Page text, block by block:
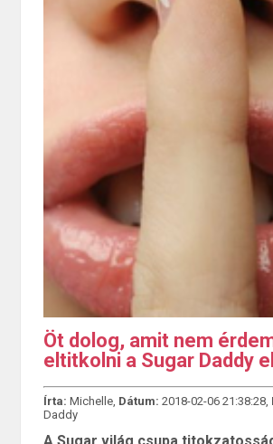
Öt dolog, amit nem
eltitkolni a Sugar Daddy
Írta: Michelle, Dátum: 2018-02-06 21:38:28,
Daddy